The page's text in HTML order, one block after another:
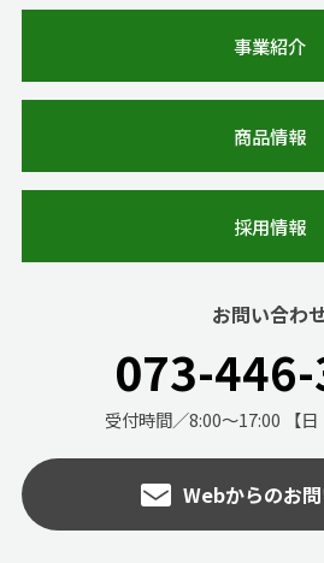
事業紹介
商品情報
採用情報
お問い合わ
073-
受付時間／8:00～17:00 【日
Webからのお